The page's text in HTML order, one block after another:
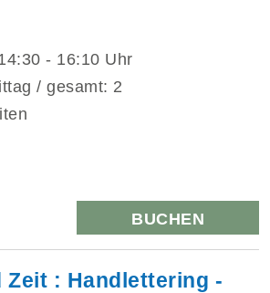
- 16:10 Uhr
/ gesamt: 2
BUCHEN
Zeit : Handlettering -